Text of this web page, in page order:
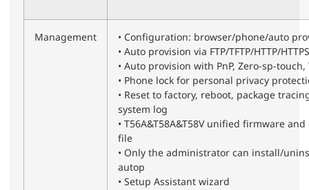
Management
• Configuration: browser/phone/auto
• Auto provision via FTP/TFTP/HTTP/HTTPS
• Auto provision with PnP, Zero-sp-touch,
• Phone lock for personal privacy
• Reset to factory, reboot, package
system log
• T56A&T58A&T58V unified firmware
file
• Only the administrator can install/
autop
• Setup Assistant wizard